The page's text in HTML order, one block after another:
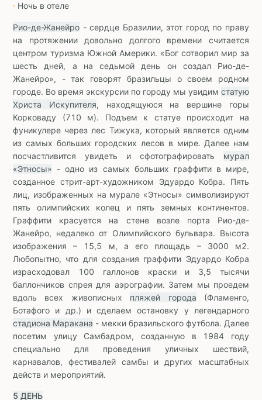
∙ Ночь в отеле
Рио-де-Жанейро - сердце Бразилии, этот город по праву
на протяжении довольно долгого времени считается
центром туризма Южной Америки. «Бог сотворил мир за
шесть дней, а на седьмой день он создал Рио-де-
Жанейро», - так говорят бразильцы о своем родном
городе. Во время экскурсии по городу мы увидим статую
Христа Искупителя, находящуюся на вершине горы
Корковаду (710 м). Подъем к статуе происходит на
фуникулере через лес Тижука, который является одним
из самых больших городских лесов в мире. Далее нам
посчастливится увидеть и сфотографировать мурал
«Этносы» - одно из самых больших граффити в мире,
созданное стрит-арт-художником Эдуардо Кобра. Пять
лиц, изображенных на мурале «Этносы» символизируют
пять олимпийских колец и пять земных континентов.
Граффити красуется на стене возле порта Рио-де-
Жанейро, недалеко от Олимпийского бульвара. Высота
изображения – 15,5 м, а его площадь – 3000 м2.
Любопытно, что для создания граффити Эдуардо Кобра
израсходовал 100 галлонов краски и 3,5 тысячи
баллончиков спрея для аэрографии. Затем мы проедем
вдоль всех живописных пляжей города (Фламенго,
Ботафого и др.) и сделаем остановку у легендарного
стадиона Маракана - мекки бразильского футбола. Далее
посетим улицу Самбадром, созданную в 1984 году
специально для проведения уличных шествий,
карнавалов, фестивалей самбы и других масштабных
действ и мероприятий.
5 ДЕНЬ